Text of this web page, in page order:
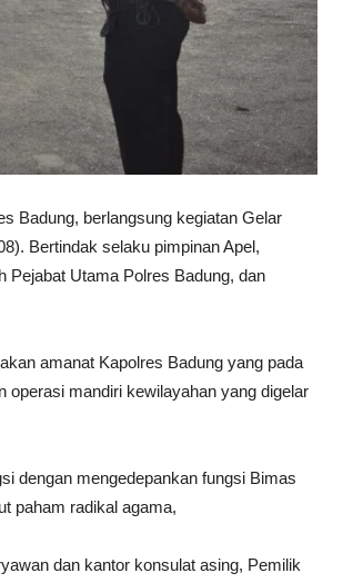
Badung, berlangsung kegiatan Gelar
Bertindak selaku pimpinan Apel,
Pejabat Utama Polres Badung, dan
amanat Kapolres Badung yang pada
operasi mandiri kewilayahan yang digelar
dengan mengedepankan fungsi Bimas
paham radikal agama,
dan kantor konsulat asing, Pemilik